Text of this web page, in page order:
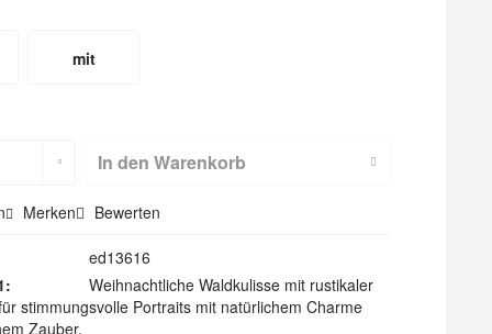
mit
In den Warenkorb
Merken Bewerten
ed13616
Weihnachtliche Waldkulisse mit rustikaler
stimmungsvolle Portraits mit natürlichem Charme
Zauber.